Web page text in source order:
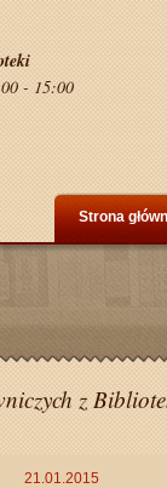
- 15:00
Strona
z
21.01.2015